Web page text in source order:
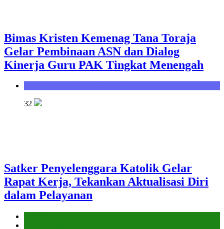
Bimas Kristen Kemenag Tana Toraja
Gelar Pembinaan ASN dan Dialog
Kinerja Guru PAK Tingkat Menengah
32
Satker Penyelenggara Katolik Gelar
Rapat Kerja, Tekankan Aktualisasi Diri
dalam Pelayanan